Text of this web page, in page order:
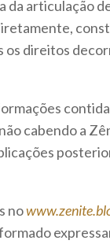
da articulação
direitos
cabendo a
no